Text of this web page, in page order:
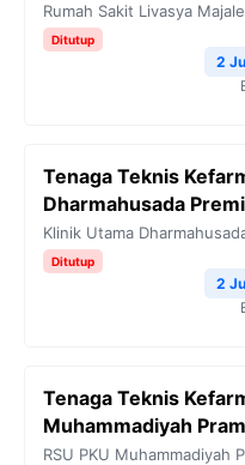
Rumah Sakit Livasya
Ditutup
2
Tenaga Teknis
Dharmahusada
Klinik Utama
Ditutup
2
Tenaga Teknis
Muhammadiyah
RSU PKU Muhammadiyah